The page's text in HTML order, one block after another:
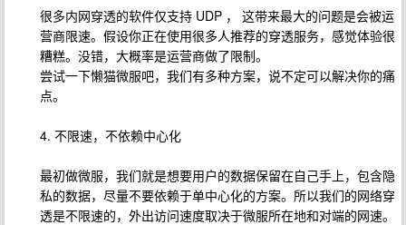
很多内网穿透的软件仅支持 UDP ， 这带来最大的问题是会被运
营商限速。假设你正在使用很多人推荐的穿透服务，感觉体验很
糟糕。没错，大概率是运营商做了限制。
尝试一下懒猫微服吧，我们有多种方案，说不定可以解决你的痛
点。
4. 不限速，不依赖中心化
最初做微服，我们就是想要用户的数据保留在自己手上，包含隐
私的数据，尽量不要依赖于单中心化的方案。所以我们的网络穿
透是不限速的，外出访问速度取决于微服所在地和对端的网速。